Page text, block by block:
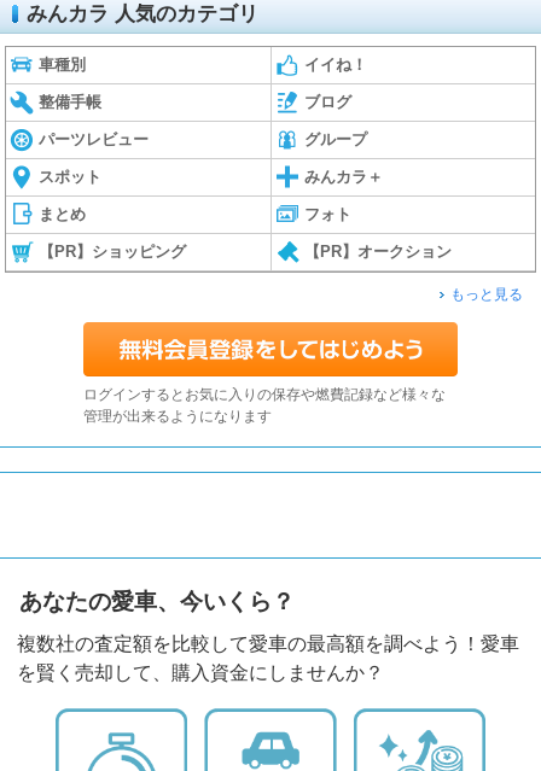
みんカラ 人気のカテゴリ
車種別 イイね！
整備手帳 ブログ
パーツレビュー グループ
スポット みんカラ＋
まとめ フォト
【PR】ショッピング 【PR】オークション
もっと見る
ログインするとお気に入りの保存や燃費記録など様々な
管理が出来るようになります
あなたの愛車、今いくら？
複数社の査定額を比較して愛車の最高額を調べよう！愛車
を賢く売却して、購入資金にしませんか？